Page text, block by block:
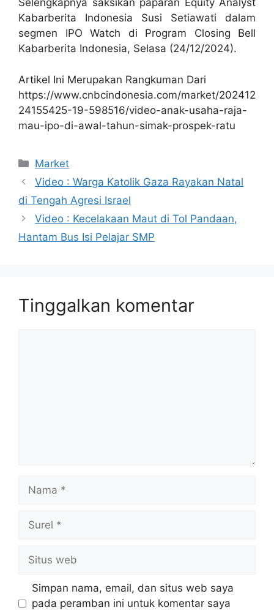
Selengkapnya saksikan paparan Equity Analyst
Kabarberita Indonesia Susi Setiawati dalam
segmen IPO Watch di Program Closing Bell
Kabarberita Indonesia, Selasa (24/12/2024).
Artikel Ini Merupakan Rangkuman Dari
https://www.cnbcindonesia.com/market/202412
24155425-19-598516/video-anak-usaha-raja-
mau-ipo-di-awal-tahun-simak-prospek-ratu
Kategori
Market
Video : Warga Katolik Gaza Rayakan Natal
di Tengah Agresi Israel
Video : Kecelakaan Maut di Tol Pandaan,
Hantam Bus Isi Pelajar SMP
Tinggalkan komentar
web
Simpan nama, email, dan situs web saya
pada peramban ini untuk komentar saya